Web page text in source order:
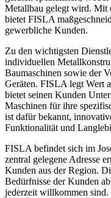
Metallbau gelegt wird. Mit
bietet FISLA
gewerbliche Kunden.
Zu den wichtigsten
individuellen
Baumaschinen sowie der
Geräten. FISLA legt Wert
bietet seinen Kunden
Maschinen für ihre
ist dafür bekannt,
Funktionalität und
FISLA befindet sich im
zentral gelegene Adresse
Kunden aus der Region.
Bedürfnisse der Kunden
jederzeit willkommen sind.